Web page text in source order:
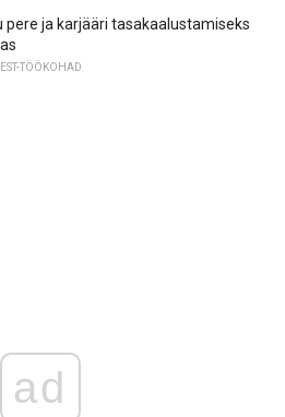
pere ja karjääri tasakaalustamiseks
TÖÖKOHAD
ad